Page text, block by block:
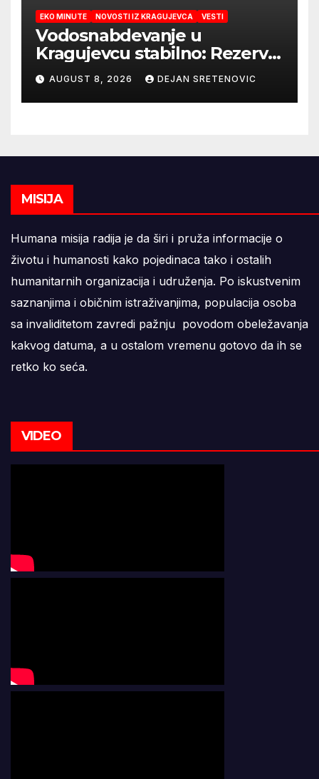
EKO MINUTE NOVOSTI IZ KRAGUJEVCA VESTI
Vodosnabdevanje u
Kragujevcu stabilno: Rezerve
vode za godinu dana
AUGUST 8, 2026 DEJAN SRETENOVIC
MISIJA
Humana misija radija je da širi i pruža informacije o
životu i humanosti kako pojedinaca tako i ostalih
humanitarnih organizacija i udruženja. Po iskustvenim
saznanjima i običnim istraživanjima, populacija osoba
sa invaliditetom zavredi pažnju povodom obeležavanja
kakvog datuma, a u ostalom vremenu gotovo da ih se
retko ko seća.
VIDEO